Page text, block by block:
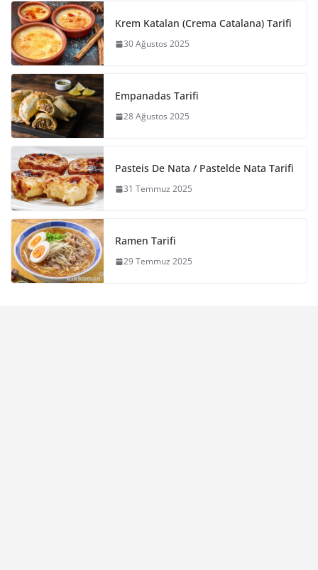
Krem Katalan (Crema Catalana) Tarifi
30 Ağustos 2025
Empanadas Tarifi
28 Ağustos 2025
Pasteis De Nata / Pastelde Nata Tarifi
31 Temmuz 2025
Ramen Tarifi
29 Temmuz 2025